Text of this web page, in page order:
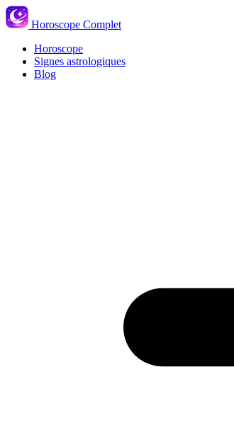
Horoscope Complet
Horoscope
Signes astrologiques
Blog